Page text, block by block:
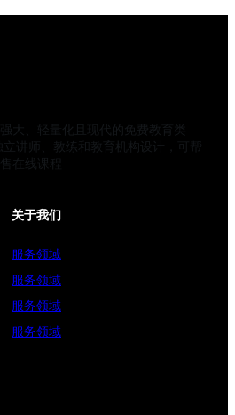
大、轻量化且现代的免费教育类
讲师、教练和教育机构设计，可帮
在线课程
关于我们
服务领域
服务领域
服务领域
服务领域